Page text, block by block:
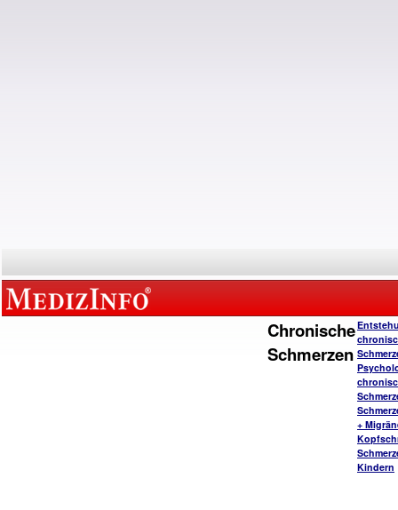
Chronische
Schmerzen
+
Kindern